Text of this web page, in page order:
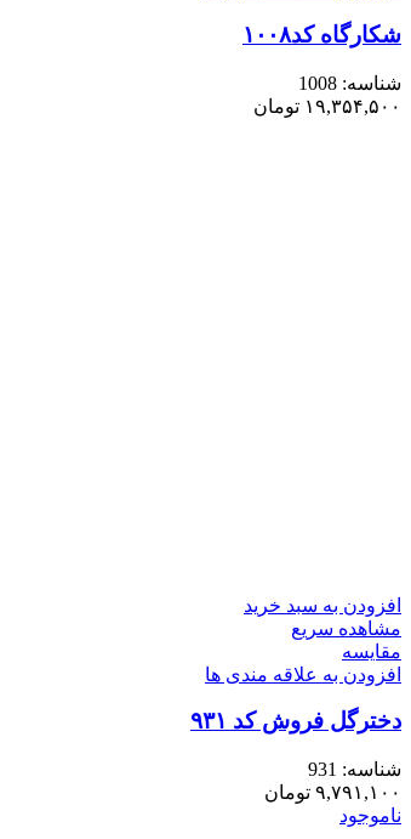
شکارگاه کد۱۰۰۸
شناسه: 1008
۱۹,۳۵۴,۵۰۰ تومان
افزودن به سبد خرید
مشاهده سریع
مقایسه
افزودن به علاقه مندی ها
دخترگل فروش کد ۹۳۱
شناسه: 931
۹,۷۹۱,۱۰۰ تومان
ناموجود